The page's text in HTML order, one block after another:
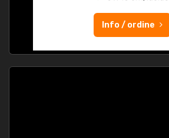
Info / ordine